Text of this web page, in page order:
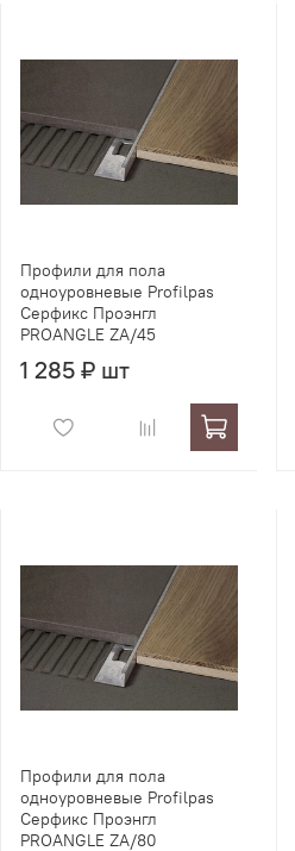
Профили для пола
одноуровневые Profilpas
Серфикс Проэнгл
PROANGLE ZA/45
1 285 ₽ шт
Профили для пола
одноуровневые Profilpas
Серфикс Проэнгл
PROANGLE ZA/80